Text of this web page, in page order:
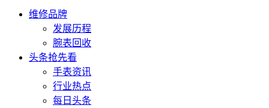
维修品牌
发展历程
腕表回收
头条抢先看
手表资讯
行业热点
每日头条